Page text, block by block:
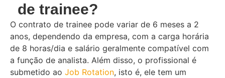
de trainee?
O contrato de trainee pode variar de 6 meses a 2
anos, dependendo da empresa, com a carga horária
de 8 horas/dia e salário geralmente compatível com
a função de analista. Além disso, o profissional é
submetido ao Job Rotation, isto é, ele tem um